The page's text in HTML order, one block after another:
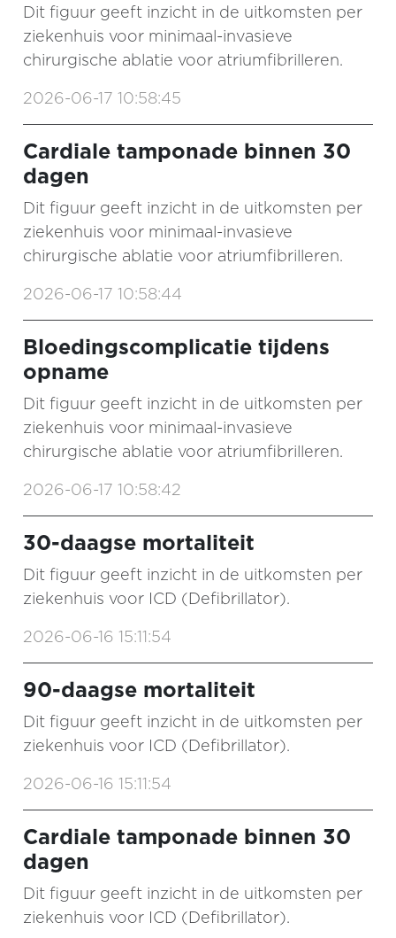
Dit figuur geeft inzicht in de uitkomsten per
ziekenhuis voor minimaal-invasieve
chirurgische ablatie voor atriumfibrilleren.
2026-06-17 10:58:45
Cardiale tamponade binnen 30
dagen
Dit figuur geeft inzicht in de uitkomsten per
ziekenhuis voor minimaal-invasieve
chirurgische ablatie voor atriumfibrilleren.
2026-06-17 10:58:44
Bloedingscomplicatie tijdens
opname
Dit figuur geeft inzicht in de uitkomsten per
ziekenhuis voor minimaal-invasieve
chirurgische ablatie voor atriumfibrilleren.
2026-06-17 10:58:42
30-daagse mortaliteit
Dit figuur geeft inzicht in de uitkomsten per
ziekenhuis voor ICD (Defibrillator).
2026-06-16 15:11:54
90-daagse mortaliteit
Dit figuur geeft inzicht in de uitkomsten per
ziekenhuis voor ICD (Defibrillator).
2026-06-16 15:11:54
Cardiale tamponade binnen 30
dagen
Dit figuur geeft inzicht in de uitkomsten per
ziekenhuis voor ICD (Defibrillator).